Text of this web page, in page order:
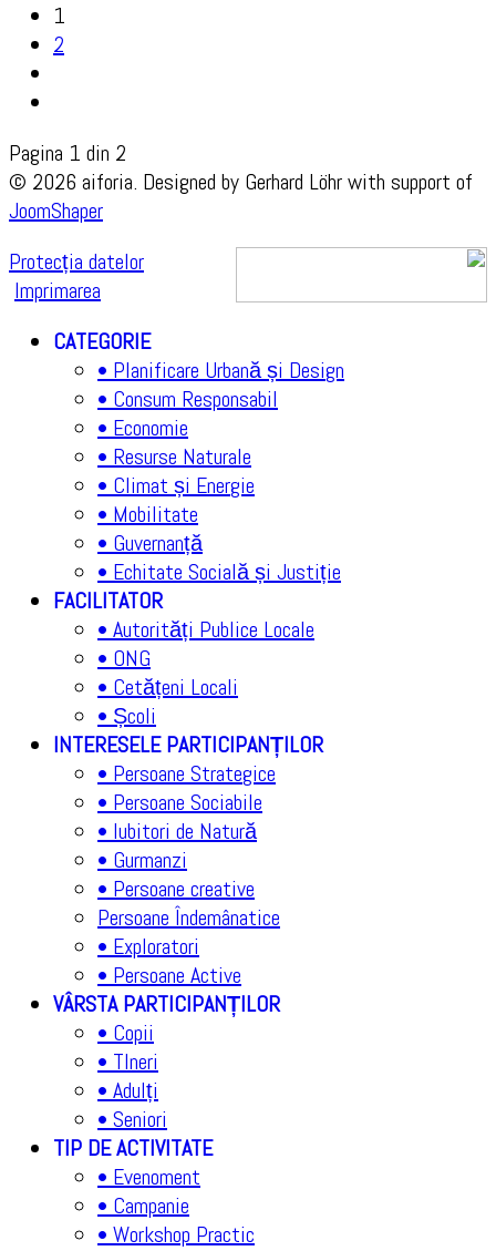
1
2
Pagina 1 din 2
© 2026 aiforia. Designed by Gerhard Löhr with support of
JoomShaper
Protecția datelor
Imprimarea
CATEGORIE
• Planificare Urbană și Design
• Consum Responsabil
• Economie
• Resurse Naturale
• Climat și Energie
• Mobilitate
• Guvernanță
• Echitate Socială și Justiție
FACILITATOR
• Autorități Publice Locale
• ONG
• Cetățeni Locali
• Școli
INTERESELE PARTICIPANȚILOR
• Persoane Strategice
• Persoane Sociabile
• Iubitori de Natură
• Gurmanzi
• Persoane creative
Persoane Îndemânatice
• Exploratori
• Persoane Active
VÂRSTA PARTICIPANȚILOR
• Copii
• TIneri
• Adulți
• Seniori
TIP DE ACTIVITATE
• Evenoment
• Campanie
• Workshop Practic